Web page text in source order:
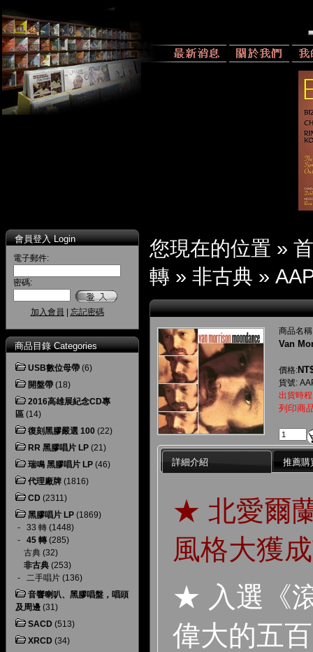
會員登入 Login
電子郵件:
密碼:
加入會員 忘記密碼
商品目錄 Categories
USB數位母帶 (6)
開盤帶 (18)
2016高雄展紀念CD專
區 (14)
復刻黑膠嚴選 100 (22)
RR 黑膠唱片 LP (21)
瑞鳴 黑膠唱片 LP (46)
代理廠牌 (1816)
CD (2311)
黑膠唱片 LP (1869)
- 33 轉 (1448)
- 45 轉 (285)
古典 (32)
非古典 (253)
- 二手唱片 (136)
音響喇叭、黑膠唱盤，唱頭
及周邊 (31)
SACD (513)
XRCD (34)
您現在的位置 »
轉 » 非古典 »
商品名
Van
價格:
貨號:
出貨時
列印商
詳細介紹 推薦購
★ 北愛爾
風格大獲
★ 入選《
偉大的五